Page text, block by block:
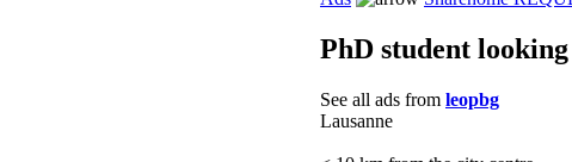
PhD student
See all ads from leopbg
Lausanne